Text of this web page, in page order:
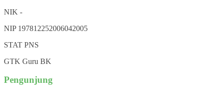
NIK -
NIP 197812252006042005
STAT PNS
GTK Guru BK
Pengunjung